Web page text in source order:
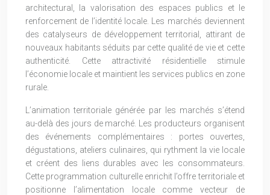
architectural, la valorisation des espaces publics et le
renforcement de l’identité locale. Les marchés deviennent
des catalyseurs de développement territorial, attirant de
nouveaux habitants séduits par cette qualité de vie et cette
authenticité. Cette attractivité résidentielle stimule
l’économie locale et maintient les services publics en zone
rurale.
L’animation territoriale générée par les marchés s’étend
au-delà des jours de marché. Les producteurs organisent
des événements complémentaires : portes ouvertes,
dégustations, ateliers culinaires, qui rythment la vie locale
et créent des liens durables avec les consommateurs.
Cette programmation culturelle enrichit l’offre territoriale et
positionne l’alimentation locale comme vecteur de